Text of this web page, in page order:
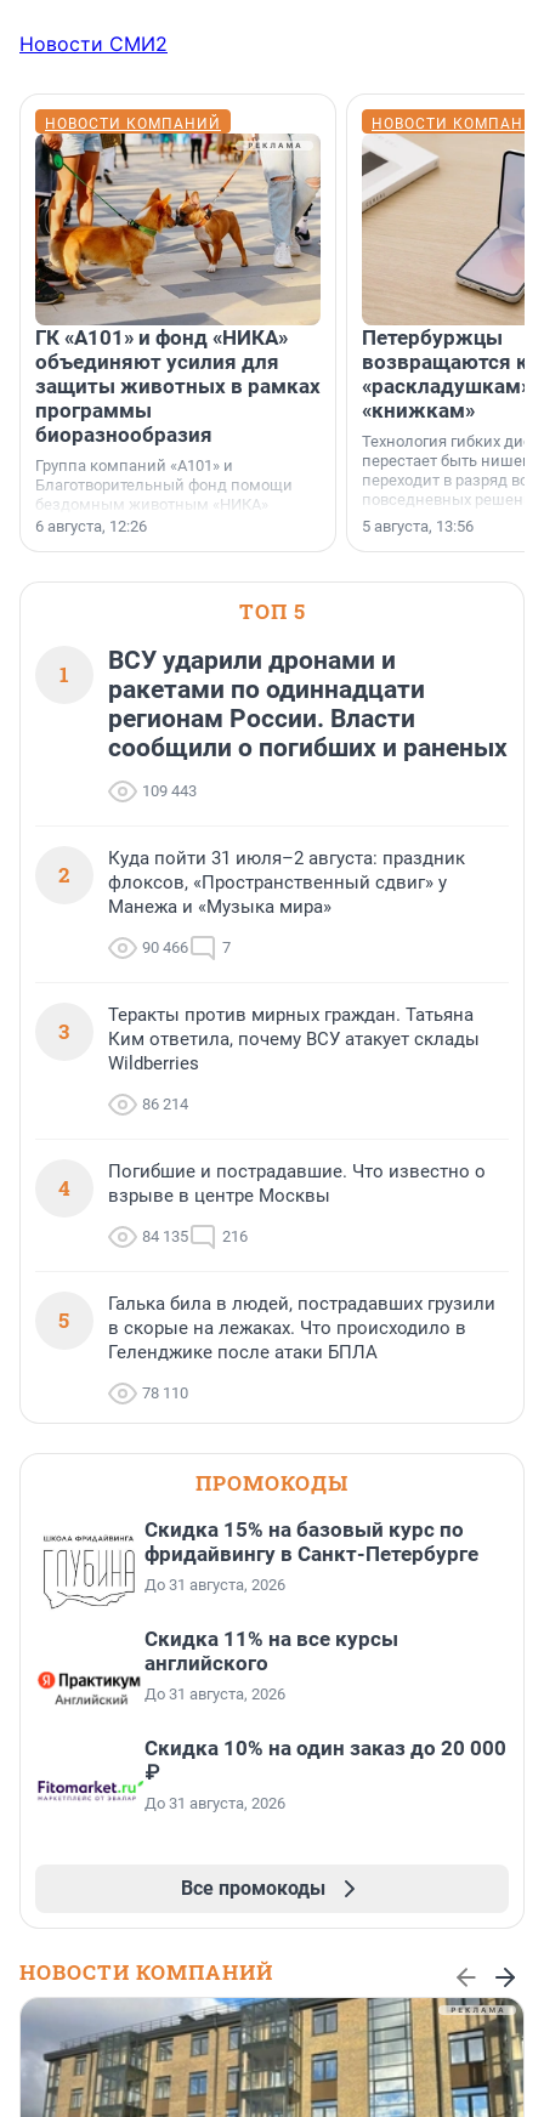
Новости СМИ2
НОВОСТИ КОМПАНИЙ
ГК «А101» и фонд «НИКА»
объединяют усилия для
защиты животных в рамках
программы
биоразнообразия
Группа компаний «А101» и
Благотворительный фонд помощи
бездомным животным «НИКА»
заключили соглашение о
6 августа, 12:26
НОВОСТИ
Петербуржцы
возвращаются к
«раскладушкам»
«книжкам»
Технология гибких
перестает быть
переходит в разряд
повседневных
5 августа, 13:56
ТОП 5
1
ВСУ ударили дронами и
ракетами по одиннадцати
регионам России. Власти
сообщили о погибших и раненых
109 443
2
Куда пойти 31 июля–2 августа: праздник
флоксов, «Пространственный сдвиг» у
Манежа и «Музыка мира»
90 466 7
3
Теракты против мирных граждан. Татьяна
Ким ответила, почему ВСУ атакует склады
Wildberries
86 214
4
Погибшие и пострадавшие. Что известно о
взрыве в центре Москвы
84 135 216
5
Галька била в людей, пострадавших грузили
в скорые на лежаках. Что происходило в
Геленджике после атаки БПЛА
78 110
ПРОМОКОДЫ
Скидка 15% на базовый курс по
фридайвингу в Санкт-Петербурге
До 31 августа, 2026
Скидка 11% на все курсы
английского
До 31 августа, 2026
Скидка 10% на один заказ до 20 000
₽
До 31 августа, 2026
Все промокоды
НОВОСТИ КОМПАНИЙ